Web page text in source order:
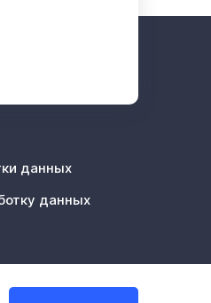
данных
данных